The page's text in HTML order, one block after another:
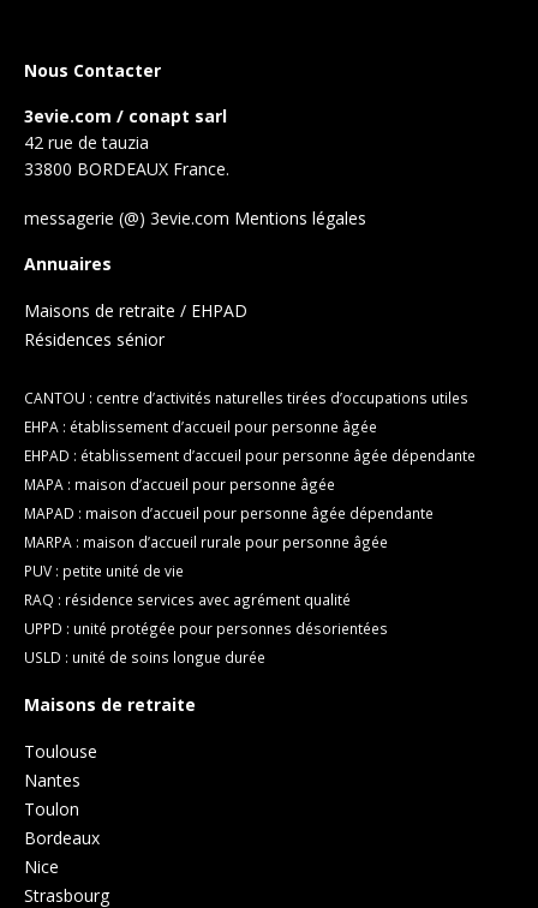
Nous Contacter
3evie.com / conapt sarl
42 rue de tauzia
33800 BORDEAUX France.
messagerie (@) 3evie.com Mentions légales
Annuaires
Maisons de retraite / EHPAD
Résidences sénior
CANTOU : centre d’activités naturelles tirées d’occupations utiles
EHPA : établissement d’accueil pour personne âgée
EHPAD : établissement d’accueil pour personne âgée dépendante
MAPA : maison d’accueil pour personne âgée
MAPAD : maison d’accueil pour personne âgée dépendante
MARPA : maison d’accueil rurale pour personne âgée
PUV : petite unité de vie
RAQ : résidence services avec agrément qualité
UPPD : unité protégée pour personnes désorientées
USLD : unité de soins longue durée
Maisons de retraite
Toulouse
Nantes
Toulon
Bordeaux
Nice
Strasbourg